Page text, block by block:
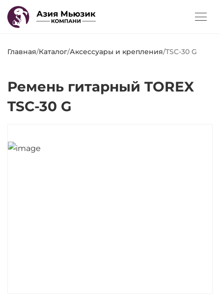
Главная/Каталог/Аксессуары и крепления/TSC-30 G
Ремень гитарный TOREX
TSC-30 G